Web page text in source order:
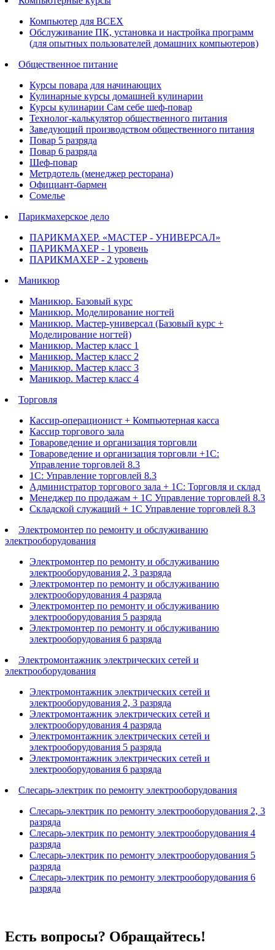
Компьютер для ВСЕХ
Обслуживание ПК, установка и настройка программ
(для опытных пользователей домашних компьютеров)
Общественное питание
Курсы повара для начинающих
Кулинарные курсы домашней кулинарии
Курсы кулинарии Сам себе шеф-повар
Технолог-калькулятор общественного питания
Заведующий производством общественного питания
Повар 5 разряда
Повар 6 разряда
Шеф-повар
Метрдотель (менеджер ресторана)
Официант-бармен
Сомелье
Парикмахерское дело
ПАРИКМАХЕР. «МАСТЕР - УНИВЕРСАЛ»
ПАРИКМАХЕР - 1 уровень
ПАРИКМАХЕР - 2 уровень
Маникюр
Маникюр. Базовый курс
Маникюр. Моделирование ногтей
Маникюр. Мастер-универсал (Базовый курс +
Моделирование ногтей)
Маникюр. Мастер класс 1
Маникюр. Мастер класс 2
Маникюр. Мастер класс 3
Маникюр. Мастер класс 4
Торговля
Кассир-операционист + Компьютерная касса
Кассир торгового зала
Товароведение и организация торговли
Товароведение и организация торговли +1С:
Управление торговлей 8.3
1С: Управление торговлей 8.3
Администратор торгового зала + 1С: Торговля и склад
Менеджер по продажам + 1С Управление торговлей 8.3
Складской служащий + 1С Управление торговлей 8.3
Электромонтер по ремонту и обслуживанию
электрооборудования
Электромонтер по ремонту и обслуживанию
электрооборудования 2, 3 разряда
Электромонтер по ремонту и обслуживанию
электрооборудования 4 разряда
Электромонтер по ремонту и обслуживанию
электрооборудования 5 разряда
Электромонтер по ремонту и обслуживанию
электрооборудования 6 разряда
Электромонтажник электрических сетей и
электрооборудования
Электромонтажник электрических сетей и
электрооборудования 2, 3 разряда
Электромонтажник электрических сетей и
электрооборудования 4 разряда
Электромонтажник электрических сетей и
электрооборудования 5 разряда
Электромонтажник электрических сетей и
электрооборудования 6 разряда
Слесарь-электрик по ремонту электрооборудования
Слесарь-электрик по ремонту электрооборудования 2, 3
разряда
Слесарь-электрик по ремонту электрооборудования 4
разряда
Слесарь-электрик по ремонту электрооборудования 5
разряда
Слесарь-электрик по ремонту электрооборудования 6
разряда
Есть вопросы? Обращайтесь!